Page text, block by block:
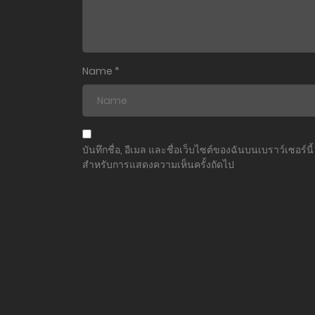
Name *
บันทึกชื่อ, อีเมล และชื่อเว็บไซต์ของฉันบนเบราว์เซอร์นี้
สำหรับการแสดงความเห็นครั้งถัดไป